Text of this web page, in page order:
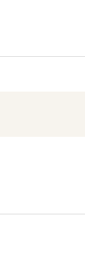
資料
スメ
授業を
資料
る ICT